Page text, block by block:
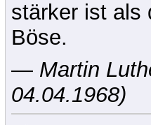
stärker ist als
Böse.
— Martin
04.04.1968)